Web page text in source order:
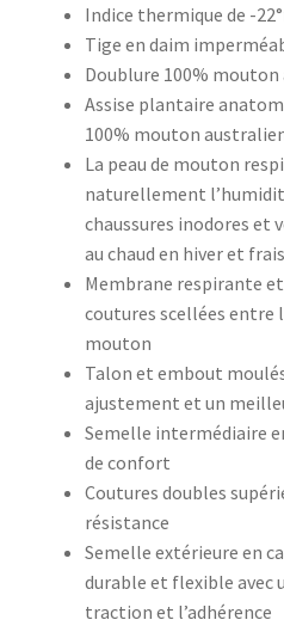
Indice thermique de -
Tige en daim
Doublure 100%
Assise plantaire
100% mouton
La peau de mouton
naturellement
chaussures inodores et
au chaud en hiver et
Membrane respirante
coutures scellées entre
mouton
Talon et embout
ajustement et un
Semelle intermédiaire
de confort
Coutures doubles
résistance
Semelle extérieure en
durable et flexible avec
traction et l’adhérence